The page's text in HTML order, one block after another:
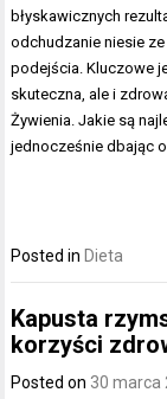
błyskawicznych
odchudzanie niesie
podejścia. Kluczowe
skuteczna, ale i
Żywienia. Jakie są
jednocześnie dbając
Posted in Dieta
Kapusta
korzyści
Posted on 30 marca